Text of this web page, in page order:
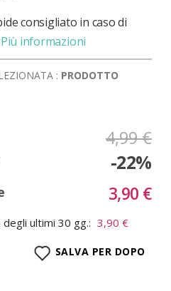
consigliato in caso di
Più informazioni
: PRODOTTO
4,99 €
-22%
3,90 €
ultimi 30 gg.: 3,90 €
SALVA PER DOPO